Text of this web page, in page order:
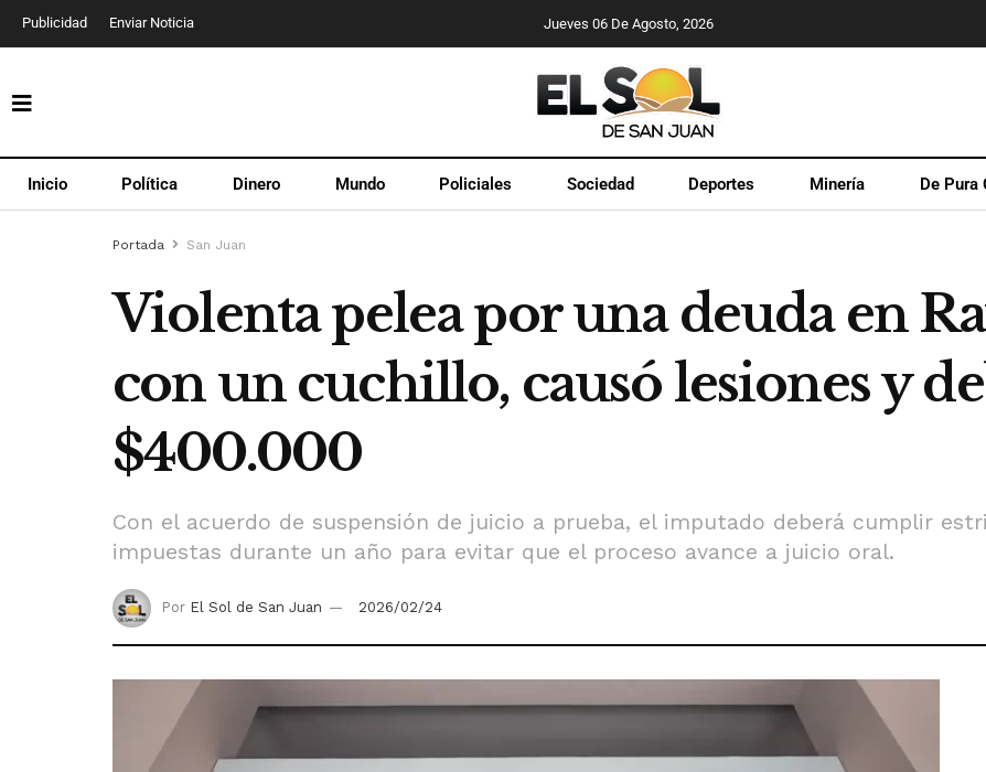
Publicidad Enviar Noticia Jueves 06 De Agosto, 2026
Inicio Política Dinero Mundo Policiales Sociedad Deportes Minería De Pura
Portada San Juan
Violenta pelea por una deuda en
con un cuchillo, causó lesiones y
$400.000
Con el acuerdo de suspensión de juicio a prueba, el imputado deberá cumplir
impuestas durante un año para evitar que el proceso avance a juicio oral.
Por El Sol de San Juan 2026/02/24